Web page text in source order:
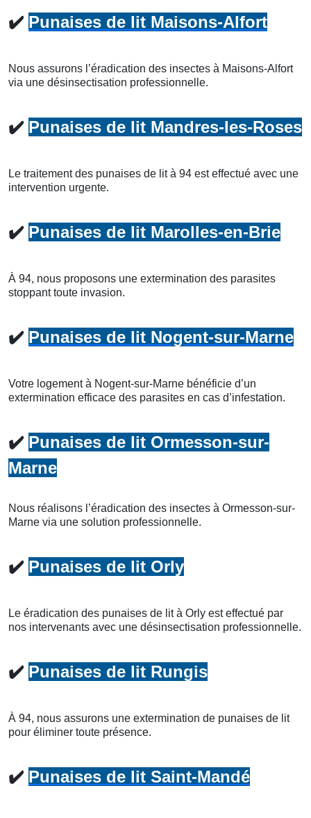
✔️ Punaises de lit Maisons-Alfort
Nous assurons l’éradication des insectes à Maisons-Alfort
via une désinsectisation professionnelle.
✔️ Punaises de lit Mandres-les-Roses
Le traitement des punaises de lit à 94 est effectué avec une
intervention urgente.
✔️ Punaises de lit Marolles-en-Brie
À 94, nous proposons une extermination des parasites
stoppant toute invasion.
✔️ Punaises de lit Nogent-sur-Marne
Votre logement à Nogent-sur-Marne bénéficie d’un
extermination efficace des parasites en cas d’infestation.
✔️ Punaises de lit Ormesson-sur-
Marne
Nous réalisons l’éradication des insectes à Ormesson-sur-
Marne via une solution professionnelle.
✔️ Punaises de lit Orly
Le éradication des punaises de lit à Orly est effectué par
nos intervenants avec une désinsectisation professionnelle.
✔️ Punaises de lit Rungis
À 94, nous assurons une extermination de punaises de lit
pour éliminer toute présence.
✔️ Punaises de lit Saint-Mandé